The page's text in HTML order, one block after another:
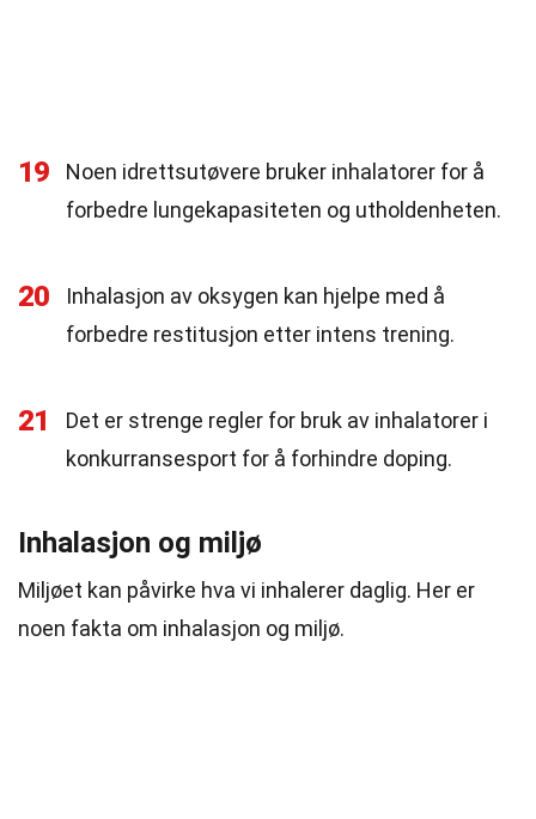
19
Noen idrettsutøvere bruker inhalatorer for å
forbedre lungekapasiteten og utholdenheten.
20
Inhalasjon av oksygen kan hjelpe med å
forbedre restitusjon etter intens trening.
21
Det er strenge regler for bruk av inhalatorer i
konkurransesport for å forhindre doping.
Inhalasjon og miljø
Miljøet kan påvirke hva vi inhalerer daglig. Her er
noen fakta om inhalasjon og miljø.